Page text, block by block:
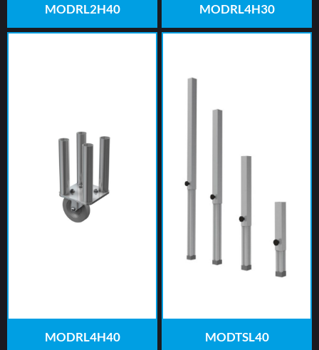
MODRL2H40 MODRL4H30
MODRL4H40 MODTSL40